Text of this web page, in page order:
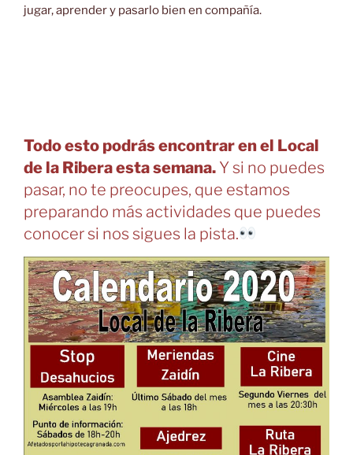
jugar, aprender y pasarlo bien en compañía.
Todo esto podrás encontrar en el Local
de la Ribera esta semana. Y si no puedes
pasar, no te preocupes, que estamos
preparando más actividades que puedes
conocer si nos sigues la pista.